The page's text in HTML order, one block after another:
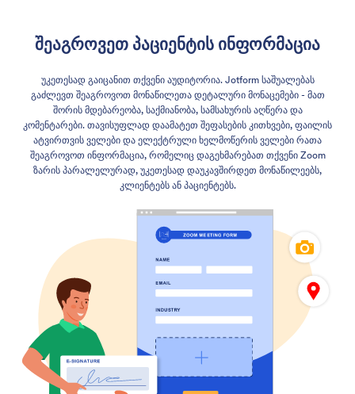
შეაგროვეთ პაციენტის ინფორმაცია
უკეთესად გაიცანით თქვენი აუდიტორია. Jotform საშუალებას
გაძლევთ შეაგროვოთ მონაწილეთა დეტალური მონაცემები - მათ
შორის მდებარეობა, საქმიანობა, სამსახურის აღწერა და
კომენტარები. თავისუფლად დაამატეთ შეფასების კითხვები, ფაილის
ატვირთვის ველები და ელექტრული ხელმოწერის ველები რათა
შეაგროვოთ ინფორმაცია, რომელიც დაგეხმარებათ თქვენი Zoom
ზარის პარალელურად, უკეთესად დაუკავშირდეთ მონაწილეებს,
კლიენტებს ან პაციენტებს.